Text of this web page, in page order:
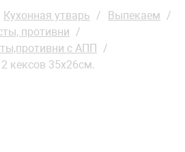
Кухонная утварь
Выпекаем
противни
с АПП
кексов 35х26см.